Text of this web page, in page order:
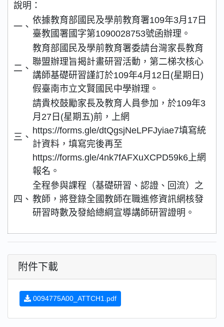
說明：
一、
依據教育部國民及學前教育署109年3月17日
臺教國署國字第1090028753號函辦理。
二、
教育部國民及學前教育署委請台灣家長教育
聯盟辦理旨揭計畫研習活動，第二梯次核心
講師基礎研習謹訂於109年4月12日(星期日)
假臺南市立文賢國民中學辦理。
三、
請貴校鼓勵家長及教育人員參加，於109年3
月27日(星期五)前，上網
https://forms.gle/dtQgsjNeLPFJyiae7填寫統
計資料，填寫完後再至
https://forms.gle/4nk7fAFXuXCPD59k6上網
報名。
四、
全程參與課程（基礎研習、認證、回流）之
教師，將登錄全國教師在職進修資訊網核發
研習時數及發給總綱宣導講師研習證明。
附件下載
0094775A00_ATTCH1.pdf